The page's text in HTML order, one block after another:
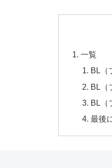
一覧
BL（
BL（
BL（
最後